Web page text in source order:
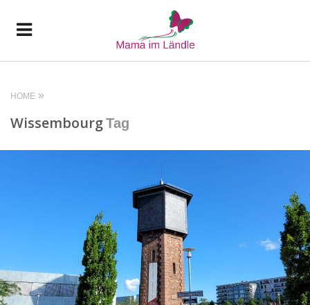
HOME
WissembourgTag
READ MORE